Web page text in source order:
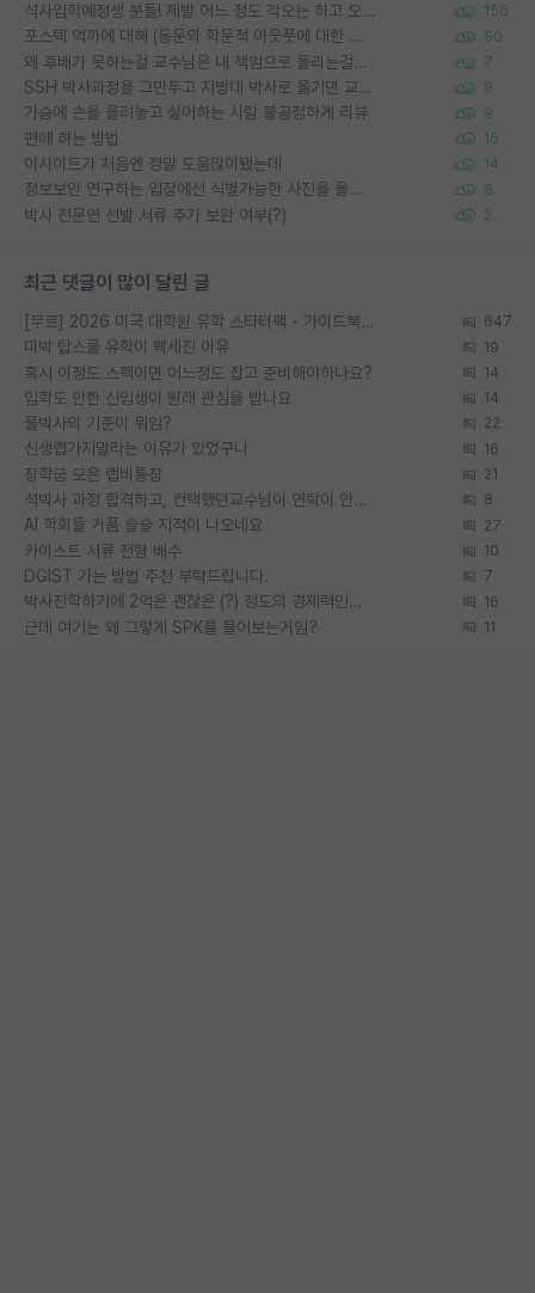
석사입학예정생 분들! 제발 어느 정도 각오는 하고 오세요. 156
포스텍 억까에 대해 (동문의 학문적 아웃풋에 대한 반박) 50
왜 후배가 못하는걸 교수님은 내 책임으로 돌리는걸까요? 7
SSH 박사과정을 그만두고 지방대 박사로 옮기면 교수의 꿈은 끝일까요? 9
가슴에 손을 올려놓고 싫어하는 사람 불공정하게 리뷰 9
편애 하는 방법 16
이사이트가 처음엔 정말 도움많이됐는데 14
정보보안 연구하는 입장에선 식별가능한 사진을 올리는건 비추이긴함 6
박사 전문연 선발 서류 추가 보완 여부(?) 2
최근 댓글이 많이 달린 글
[무료] 2026 미국 대학원 유학 스타터팩 - 가이드북 & 합격자 컨택메일 템플릿 647
미박 탑스쿨 유학이 빡세진 이유 19
혹시 이정도 스펙이면 어느정도 잡고 준비해야하나요? 14
입학도 안한 신입생이 원래 관심을 받나요 14
물박사의 기준이 뭐임? 22
신생랩가지말라는 이유가 있었구나 16
장학금 모은 랩비통장 21
석박사 과정 합격하고, 컨택했던교수님이 연락이 안됩니다... 8
AI 학회들 거품 슬슬 지적이 나오네요 27
카이스트 서류 전형 배수 10
DGIST 가는 방법 추천 부탁드립니다. 7
박사진학하기에 2억은 괜찮은 (?) 정도의 경제력인가요 16
근데 여기는 왜 그렇게 SPK를 물어보는거임? 11